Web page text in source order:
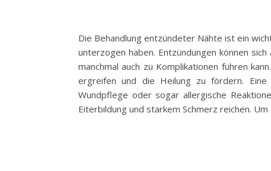
Die Behandlung entzündeter Nähte ist ein
unterzogen haben. Entzündungen können
manchmal auch zu Komplikationen führen
ergreifen und die Heilung zu fördern. Eine
Wundpflege oder sogar allergische
Eiterbildung und starkem Schmerz reichen.